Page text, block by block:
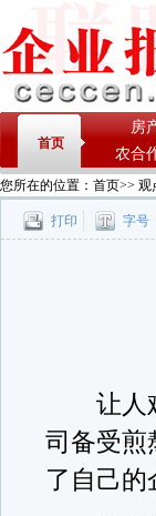
首页
房
农合
您所在的位置： 首页>> 观
打印 字号
让人难
司备受煎
了自己的